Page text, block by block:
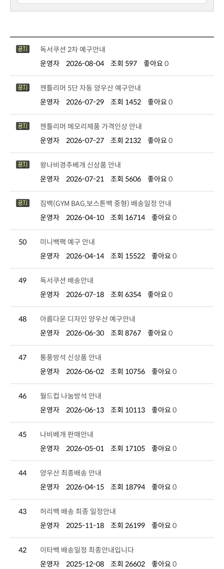
독서쿠션 2차 예구안내
운영자
2026-08-04 조회 597 좋아요 0
젠틀리머 5단 자동 양우산 예구안내
운영자
2026-07-29 조회 1452 좋아요 0
젠틀리머 메모리제품 가격인상 안내
운영자
2026-07-27 조회 2132 좋아요 0
왕나비경추베개 신상품 안내
운영자
2026-07-21 조회 5606 좋아요 0
짐백(GYM BAG,보스톤백 중형) 배송일정 안내
운영자
2026-04-10 조회 16714 좋아요 0
50
미니백팩 예구 안내
운영자
2026-04-14 조회 15522 좋아요 0
49
독서쿠션 배송안내
운영자
2026-07-18 조회 6354 좋아요 0
48
아름다운 디자인 양우산 예구안내
운영자
2026-06-30 조회 8767 좋아요 0
47
통풍방석 신상품 안내
운영자
2026-06-02 조회 10756 좋아요 0
46
월드컵 나눔방석 안내
운영자
2026-06-13 조회 10113 좋아요 0
45
나비베개 판매안내
운영자
2026-05-01 조회 17105 좋아요 0
44
양우산 최종배송 안내
운영자
2026-04-15 조회 18794 좋아요 0
43
허리백 배송 최종 일정안내
운영자
2025-11-18 조회 26199 좋아요 0
42
이타백 배송일정 최종안내입니다
운영자
2025-12-08 조회 26602 좋아요 0